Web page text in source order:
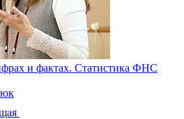
и фактах. Статистика ФНС